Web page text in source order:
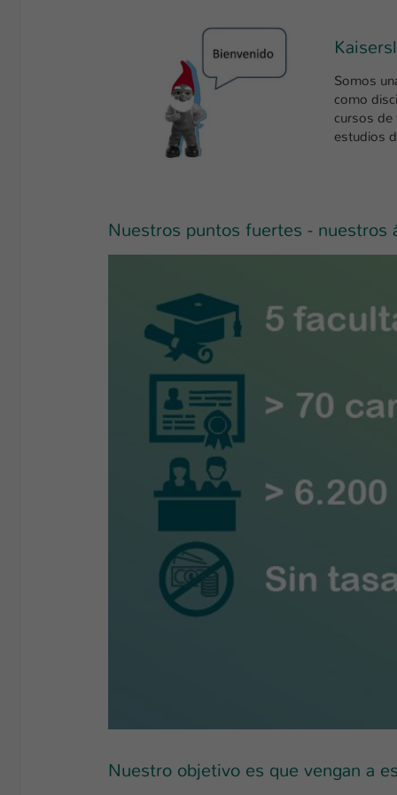
Somos
como
cursos de
estudios
Nuestros puntos fuertes - nuestros
Nuestro objetivo es que vengan a